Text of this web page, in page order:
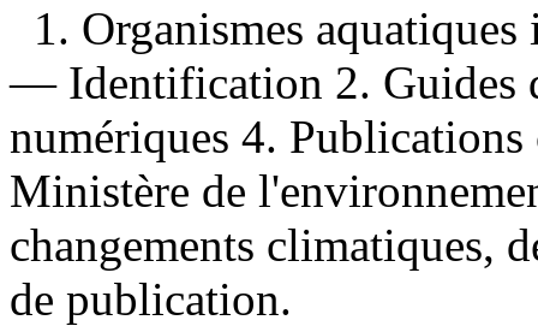
1. Organismes
— Identification 2. Guides
numériques 4.
Ministère de
changements climatiques,
de publication.